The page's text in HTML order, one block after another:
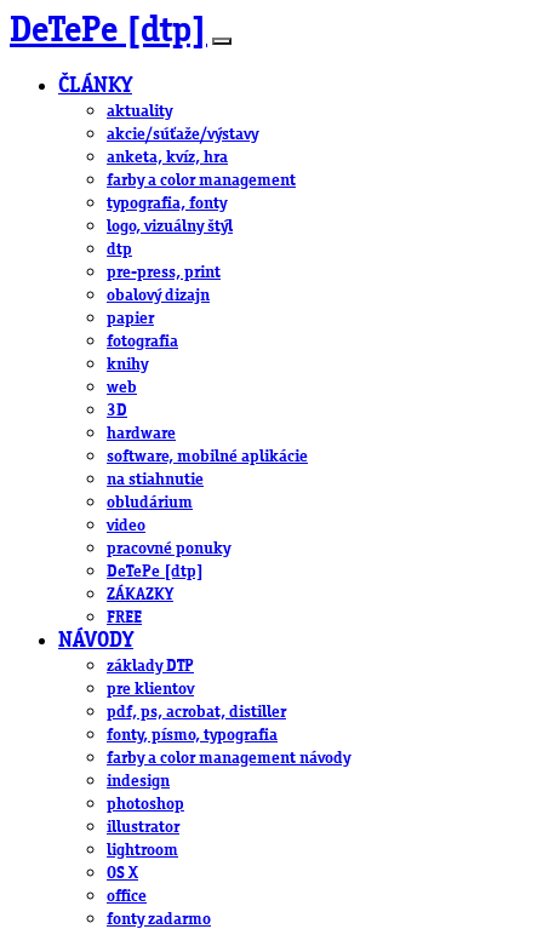
DeTePe [dtp]
ČLÁNKY
aktuality
akcie/súťaže/výstavy
anketa, kvíz, hra
farby a color management
typografia, fonty
logo, vizuálny štýl
dtp
pre-press, print
obalový dizajn
papier
fotografia
knihy
web
3D
hardware
software, mobilné aplikácie
na stiahnutie
obludárium
video
pracovné ponuky
DeTePe [dtp]
ZÁKAZKY
FREE
NÁVODY
základy DTP
pre klientov
pdf, ps, acrobat, distiller
fonty, písmo, typografia
farby a color management návody
indesign
photoshop
illustrator
lightroom
OS X
office
fonty zadarmo